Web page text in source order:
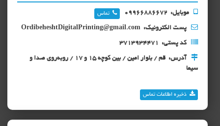
موبایل: تماس
پست الکترونیک:
کد پستی:
آدرس:
قم / بلوار امین / بین کوچه 15 و 17 / روبه‌روی صدا و
سیما
ذخیره اطلاعات تماس